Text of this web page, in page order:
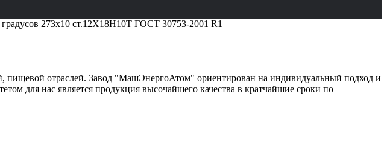
273х10 ст.12Х18Н10Т ГОСТ 30753-2001 R1
пищевой отраслей. Завод "МашЭнергоАтом" ориентирован на индивидуальный подход и
для нас является продукция высочайшего качества в кратчайшие сроки по